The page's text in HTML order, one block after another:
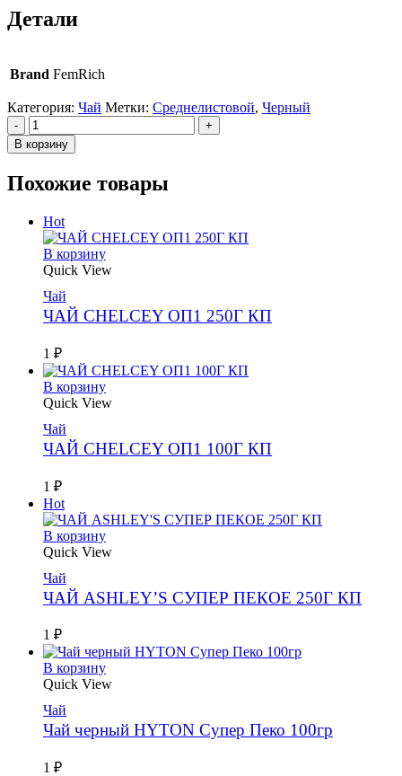
Детали
Brand FemRich
Категория: Чай Метки: Среднелистовой, Черный
-
+
В корзину
Похожие товары
Hot
В корзину
Quick View
Чай
ЧАЙ CHELCEY ОП1 250Г КП
1 ₽
В корзину
Quick View
Чай
ЧАЙ CHELCEY ОП1 100Г КП
1 ₽
Hot
В корзину
Quick View
Чай
ЧАЙ ASHLEY’S СУПЕР ПЕКОЕ 250Г КП
1 ₽
В корзину
Quick View
Чай
Чай черный HYTON Супер Пеко 100гр
1 ₽